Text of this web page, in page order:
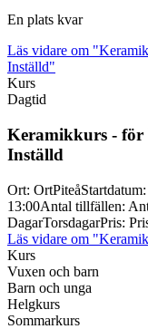
En plats kvar
Läs vidare om
Inställd"
Kurs
Dagtid
Keramikkurs - för
Inställd
Ort: OrtPiteåStartdatum:
13:00Antal tillfällen:
DagarTorsdagarPris:
Läs vidare om
Kurs
Vuxen och barn
Barn och unga
Helgkurs
Sommarkurs